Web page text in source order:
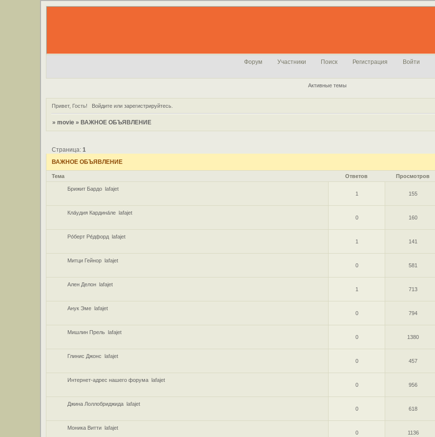
Форум Участники Поиск Регистрация Войти
Активные темы
Привет, Гость! Войдитеили зарегистрируйтесь.
»movie » ВАЖНОЕ ОБЪЯВЛЕНИЕ
ВАЖНОЕ ОБЪЯВЛЕНИЕ
Страница:1
Тема Ответов Просмотров
Брижит Бардо lafajet
1
155
Кла́удия Кардина́ле lafajet
0
160
Ро́берт Ре́дфорд lafajet
1
141
Митци Гейнор lafajet
0
581
Ален Делон lafajet
1
713
Анук Эме lafajet
0
794
Мишлин Прель lafajet
0
1380
Глинис Джонс lafajet
0
457
Интернет-адрес нашего форума lafajet
0
956
Джина Лоллобриджида lafajet
0
618
Моника Витти lafajet
0
1136